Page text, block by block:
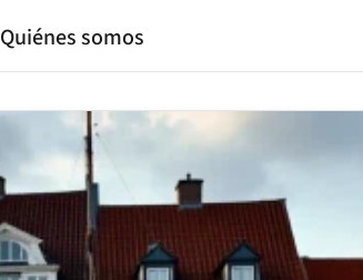
Quiénes somos